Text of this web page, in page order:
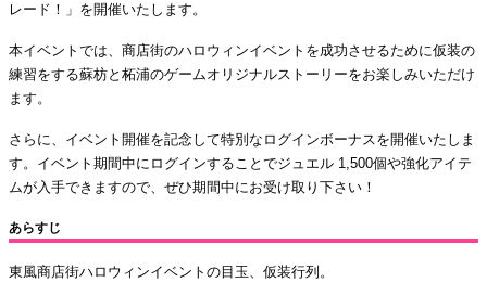
レード！」を開催いたします。
本イベントでは、商店街のハロウィンイベントを成功させるために仮装の
練習をする蘇枋と柘浦のゲームオリジナルストーリーをお楽しみいただけ
ます。
さらに、イベント開催を記念して特別なログインボーナスを開催いたしま
す。イベント期間中にログインすることでジュエル 1,500個や強化アイテ
ムが入手できますので、ぜひ期間中にお受け取り下さい！
あらすじ
東風商店街ハロウィンイベントの目玉、仮装行列。